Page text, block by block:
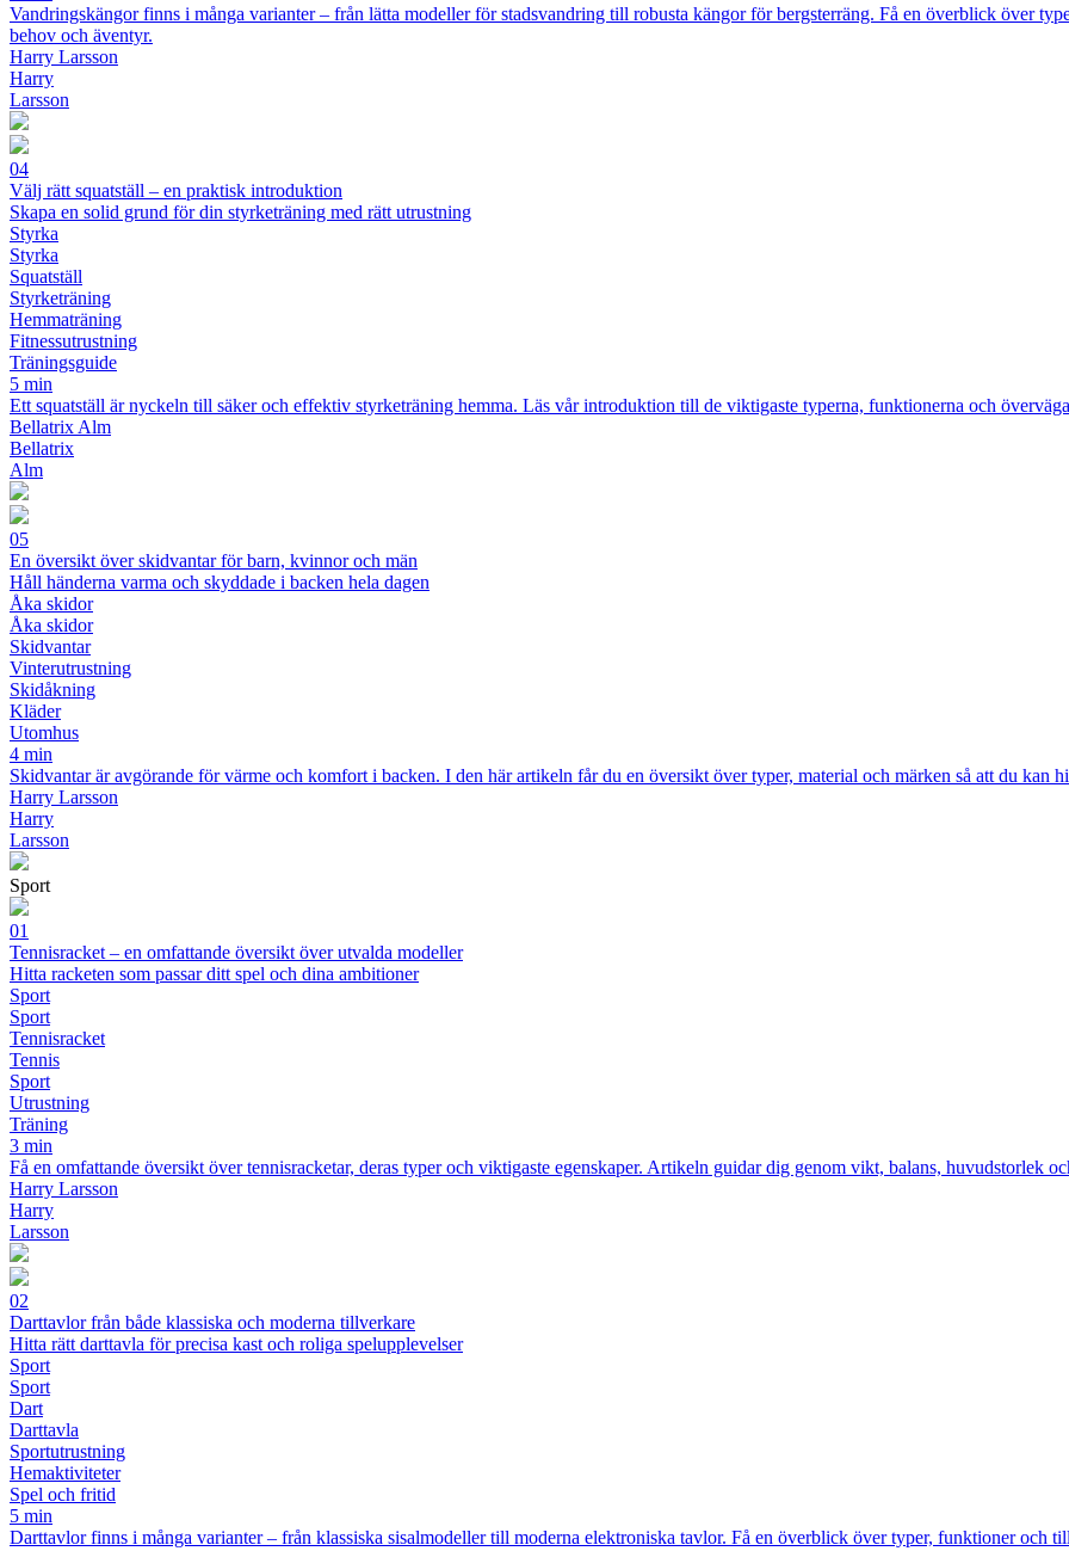
Vandringskängor finns i många varianter – från lätta modeller för stadsvandring till robusta kängor för bergsterräng. Få en överblick över
behov och äventyr.
Harry Larsson
Harry
Larsson
04
Välj rätt squatställ – en praktisk introduktion
Skapa en solid grund för din styrketräning med rätt utrustning
Styrka
Styrka
Squatställ
Styrketräning
Hemmaträning
Fitnessutrustning
Träningsguide
5 min
Ett squatställ är nyckeln till säker och effektiv styrketräning hemma. Läs vår introduktion till de viktigaste typerna, funktionerna och
Bellatrix Alm
Bellatrix
Alm
05
En översikt över skidvantar för barn, kvinnor och män
Håll händerna varma och skyddade i backen hela dagen
Åka skidor
Åka skidor
Skidvantar
Vinterutrustning
Skidåkning
Kläder
Utomhus
4 min
Skidvantar är avgörande för värme och komfort i backen. I den här artikeln får du en översikt över typer, material och märken så att du kan
Harry Larsson
Harry
Larsson
Sport
01
Tennisracket – en omfattande översikt över utvalda modeller
Hitta racketen som passar ditt spel och dina ambitioner
Sport
Sport
Tennisracket
Tennis
Sport
Utrustning
Träning
3 min
Få en omfattande översikt över tennisracketar, deras typer och viktigaste egenskaper. Artikeln guidar dig genom vikt, balans, huvudstorlek
Harry Larsson
Harry
Larsson
02
Darttavlor från både klassiska och moderna tillverkare
Hitta rätt darttavla för precisa kast och roliga spelupplevelser
Sport
Sport
Dart
Darttavla
Sportutrustning
Hemaktiviteter
Spel och fritid
5 min
Darttavlor finns i många varianter – från klassiska sisalmodeller till moderna elektroniska tavlor. Få en överblick över typer, funktioner och